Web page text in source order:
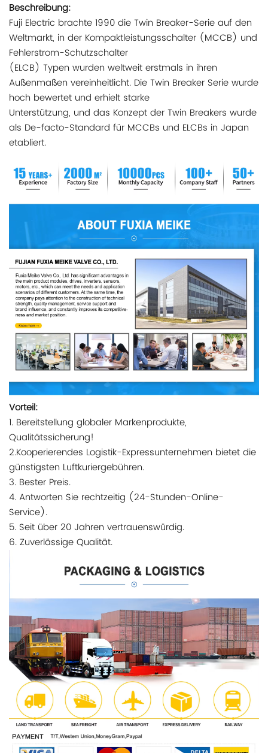
Beschreibung:
Fuji Electric brachte 1990 die Twin Breaker-Serie auf den
Weltmarkt, in der Kompaktleistungsschalter (MCCB) und
Fehlerstrom-Schutzschalter
(ELCB) Typen wurden weltweit erstmals in ihren
Außenmaßen vereinheitlicht. Die Twin Breaker Serie wurde
hoch bewertet und erhielt starke
Unterstützung, und das Konzept der Twin Breakers wurde
als De-facto-Standard für MCCBs und ELCBs in Japan
etabliert.
Vorteil:
1. Bereitstellung globaler Markenprodukte,
Qualitätssicherung!
2.Kooperierendes Logistik-Expressunternehmen bietet die
günstigsten Luftkuriergebühren.
3. Bester Preis.
4. Antworten Sie rechtzeitig (24-Stunden-Online-
Service).
5. Seit über 20 Jahren vertrauenswürdig.
6. Zuverlässige Qualität.